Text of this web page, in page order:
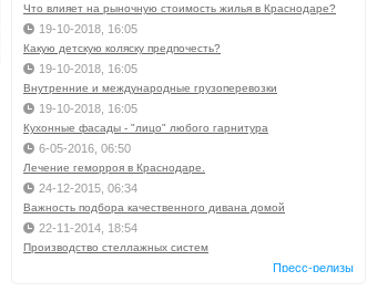
Что влияет на рыночную стоимость жилья в Краснодаре?
19-10-2018, 16:05
Какую детскую коляску предпочесть?
19-10-2018, 16:05
Внутренние и международные грузоперевозки
19-10-2018, 16:05
Кухонные фасады - "лицо" любого гарнитура
6-05-2016, 06:50
Лечение геморроя в Краснодаре.
24-12-2015, 06:34
Важность подбора качественного дивана домой
22-11-2014, 18:54
Производство стеллажных систем
Пресс-релизы